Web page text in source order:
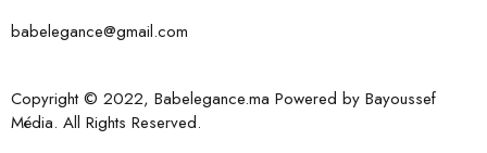
babelegance@gmail.com
Copyright © 2022, Babelegance.ma Powered by Bayoussef
Média. All Rights Reserved.